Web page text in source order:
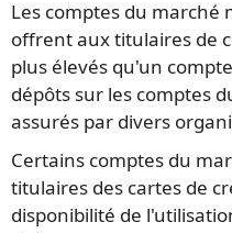
Les comptes du
offrent aux titulaires de
plus élevés qu'un
dépôts sur les comptes
assurés par divers
Certains comptes du
titulaires des cartes de
disponibilité de